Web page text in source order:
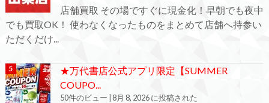
店舗買取 その場ですぐに現金化！早朝でも夜中
でも買取OK！ 使わなくなったものをまとめて店舗へ持参い
ただくだけ...
★万代書店公式アプリ限定【SUMMER
COUPO...
50件のビュー 8月 8, 2026 に投稿された